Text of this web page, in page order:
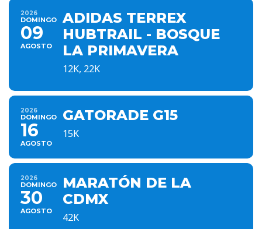
2026
DOMINGO
09
AGOSTO
ADIDAS TERREX
HUBTRAIL - BOSQUE
LA PRIMAVERA
12K, 22K
2026
DOMINGO
16
AGOSTO
GATORADE G15
15K
2026
DOMINGO
30
AGOSTO
MARATÓN DE LA
CDMX
42K